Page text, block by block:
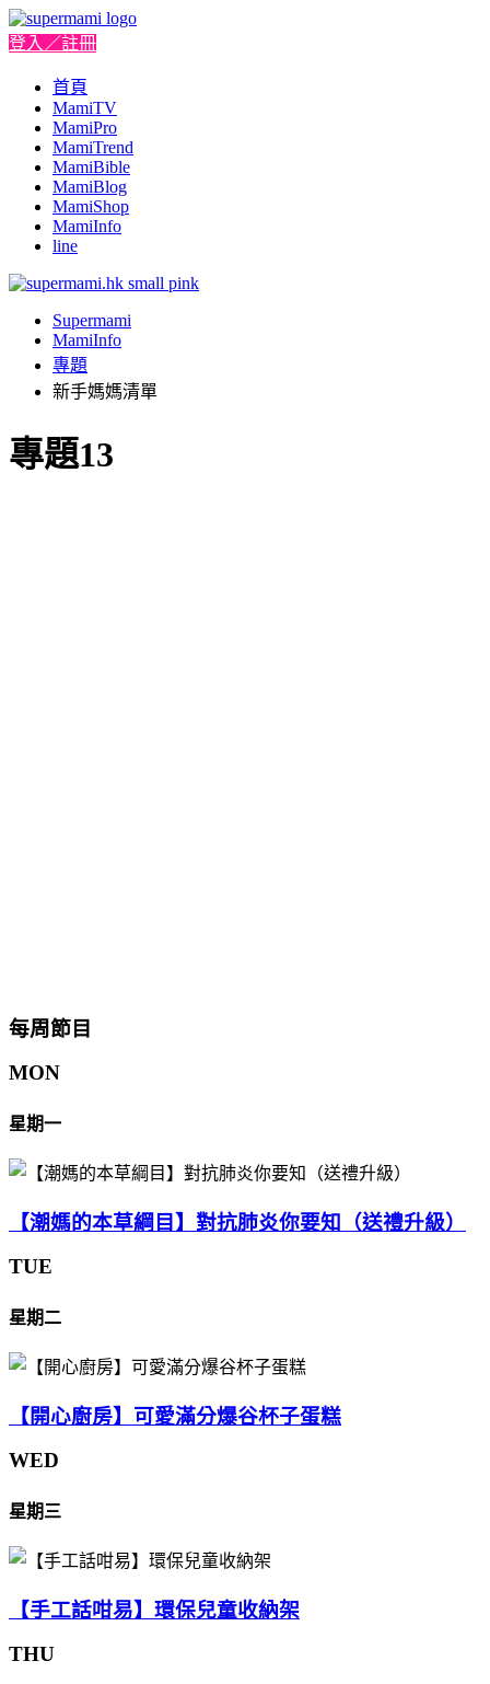
登入／註冊
首頁
MamiTV
MamiPro
MamiTrend
MamiBible
MamiBlog
MamiShop
MamiInfo
line
Supermami
MamiInfo
專題
新手媽媽清單
專題13
每周節目
MON
星期一
【潮媽的本草綱目】對抗肺炎你要知（送禮升級）
TUE
星期二
【開心廚房】可愛滿分爆谷杯子蛋糕
WED
星期三
【手工話咁易】環保兒童收納架
THU